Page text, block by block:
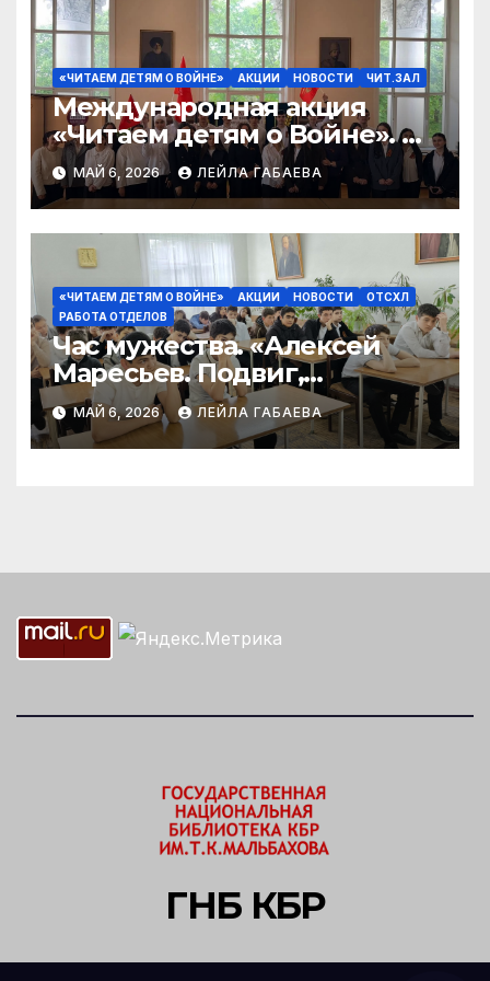
«ЧИТАЕМ ДЕТЯМ О ВОЙНЕ» АКЦИИ НОВОСТИ ЧИТ.ЗАЛ
Международная акция
«Читаем детям о Войне». К
81 годовщине Великой
Победы в Великой
Отечественной войне.
МАЙ 6, 2026 ЛЕЙЛА ГАБАЕВА
«ЧИТАЕМ ДЕТЯМ О ВОЙНЕ» АКЦИИ НОВОСТИ
ОТСХЛ
РАБОТА ОТДЕЛОВ
Час мужества. «Алексей
Маресьев. Подвиг,
вошедший в историю» в
рамках акции «Читаем
детям о войне»
МАЙ 6, 2026 ЛЕЙЛА ГАБАЕВА
ГНБ КБР